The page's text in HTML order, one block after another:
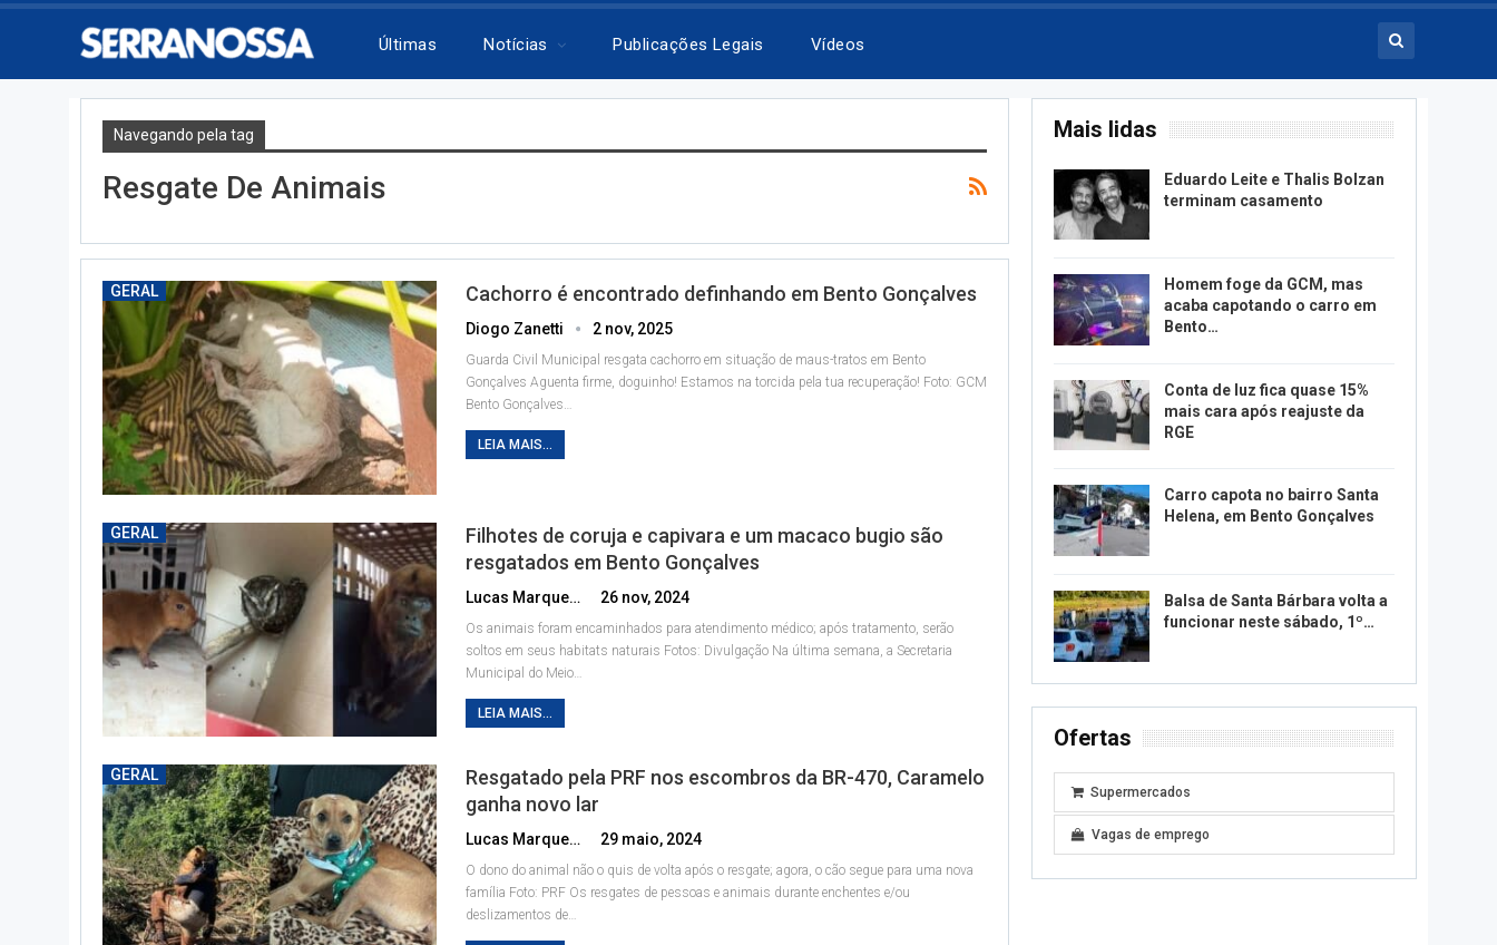
Últimas Notícias Publicações Legais Vídeos
Navegando pela tag
Resgate De Animais
GERAL Cachorro é encontrado definhando em Bento Gonçalves
Diogo Zanetti 2 nov, 2025
Guarda Civil Municipal resgata cachorro em situação de maus-tratos em Bento
Gonçalves Aguenta firme, doguinho! Estamos na torcida pela tua recuperação! Foto: GCM
Bento Gonçalves
LEIA MAIS...
GERAL
Filhotes de coruja e capivara e um macaco bugio são
resgatados em Bento Gonçalves
Lucas Marques 26 nov, 2024
Os animais foram encaminhados para atendimento médico; após tratamento, serão
soltos em seus habitats naturais Fotos: Divulgação Na última semana, a Secretaria
Municipal do Meio
LEIA MAIS...
GERAL
Resgatado pela PRF nos escombros da BR-470, Caramelo
ganha novo lar
Lucas Marques 29 maio, 2024
O dono do animal não o quis de volta após o resgate; agora, o cão segue para uma nova
família Foto: PRF Os resgates de pessoas e animais durante enchentes e/ou
deslizamentos de
Mais lidas
Eduardo Leite e Thalis Bolzan
terminam casamento
Homem foge da GCM, mas
acaba capotando o carro em
Bento…
Conta de luz fica quase 15%
mais cara após reajuste da
RGE
Carro capota no bairro Santa
Helena, em Bento Gonçalves
Balsa de Santa Bárbara volta a
funcionar neste sábado, 1º…
Ofertas
Supermercados
Vagas de emprego